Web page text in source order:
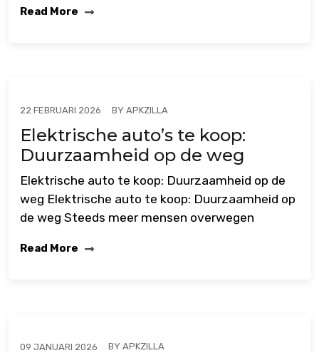
Read More
22 FEBRUARI 2026 BY APKZILLA
Elektrische auto’s te koop:
Duurzaamheid op de weg
Elektrische auto te koop: Duurzaamheid op de
weg Elektrische auto te koop: Duurzaamheid op
de weg Steeds meer mensen overwegen
Read More
09 JANUARI 2026 BY APKZILLA